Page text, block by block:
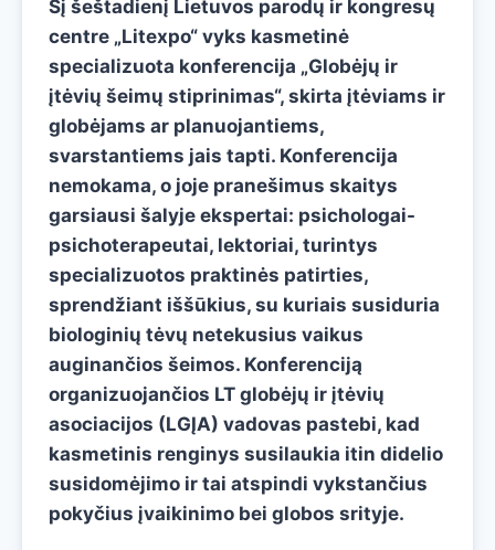
Šį šeštadienį Lietuvos parodų ir kongresų
centre „Litexpo“ vyks kasmetinė
specializuota konferencija „Globėjų ir
įtėvių šeimų stiprinimas“, skirta įtėviams ir
globėjams ar planuojantiems,
svarstantiems jais tapti. Konferencija
nemokama, o joje pranešimus skaitys
garsiausi šalyje ekspertai: psichologai-
psichoterapeutai, lektoriai, turintys
specializuotos praktinės patirties,
sprendžiant iššūkius, su kuriais susiduria
biologinių tėvų netekusius vaikus
auginančios šeimos. Konferenciją
organizuojančios LT globėjų ir įtėvių
asociacijos (LGĮA) vadovas pastebi, kad
kasmetinis renginys susilaukia itin didelio
susidomėjimo ir tai atspindi vykstančius
pokyčius įvaikinimo bei globos srityje.